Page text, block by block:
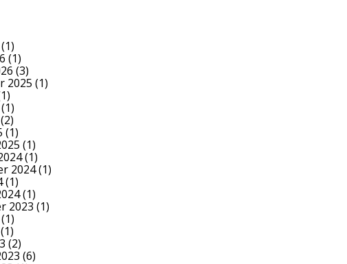
(1)
(1)
(3)
2025 (1)
(1)
(2)
(1)
(1)
(1)
2024(1)
(1)
(1)
2023 (1)
(1)
(1)
(2)
(6)